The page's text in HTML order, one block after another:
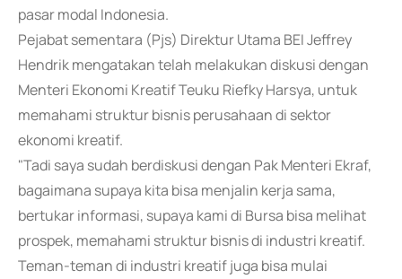
pasar modal Indonesia.
Pejabat sementara (Pjs) Direktur Utama BEI Jeffrey
Hendrik mengatakan telah melakukan diskusi dengan
Menteri Ekonomi Kreatif Teuku Riefky Harsya, untuk
memahami struktur bisnis perusahaan di sektor
ekonomi kreatif.
"Tadi saya sudah berdiskusi dengan Pak Menteri Ekraf,
bagaimana supaya kita bisa menjalin kerja sama,
bertukar informasi, supaya kami di Bursa bisa melihat
prospek, memahami struktur bisnis di industri kreatif.
Teman-teman di industri kreatif juga bisa mulai